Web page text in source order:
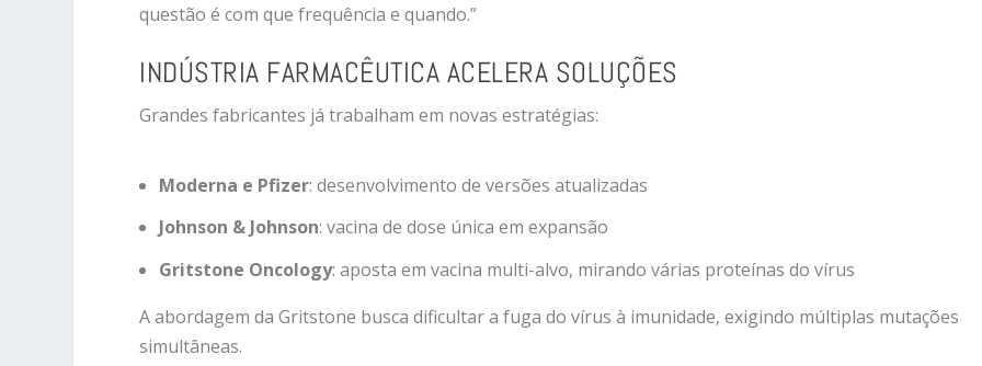
questão é com que frequência e quando.”
INDÚSTRIA FARMACÊUTICA ACELERA SOLUÇÕES
Grandes fabricantes já trabalham em novas estratégias:
Moderna e Pfizer: desenvolvimento de versões atualizadas
Johnson & Johnson: vacina de dose única em expansão
Gritstone Oncology: aposta em vacina multi-alvo, mirando várias proteínas do vírus
A abordagem da Gritstone busca dificultar a fuga do vírus à imunidade, exigindo múltiplas mutações
simultâneas.